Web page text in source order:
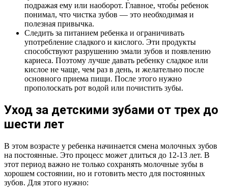
подражая ему или наоборот. Главное, чтобы ребенок
понимал, что чистка зубов — это необходимая и
полезная привычка.
Следить за питанием ребенка и ограничивать
употребление сладкого и кислого. Эти продукты
способствуют разрушению эмали зубов и появлению
кариеса. Поэтому лучше давать ребенку сладкое или
кислое не чаще, чем раз в день, и желательно после
основного приема пищи. После этого нужно
прополоскать рот водой или почистить зубы.
Уход за детскими зубами от трех до
шести лет
В этом возрасте у ребенка начинается смена молочных зубов
на постоянные. Это процесс может длиться до 12-13 лет. В
этот период важно не только сохранять молочные зубы в
хорошем состоянии, но и готовить место для постоянных
зубов. Для этого нужно: